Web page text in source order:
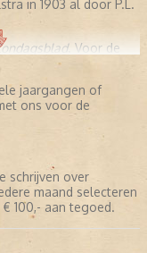
in 1903 al door P.L.
. Voor de
Hiervoor werd
vanHet Volk
Hitler, die door
Vanwege het
een boete
de hoofdredacteur
leidde tot een
krant onder de
in de redactie.
jaargangen of
ons voor de
schrijven over
maand selecteren
100,- aan tegoed.